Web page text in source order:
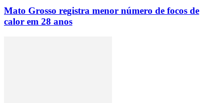
Mato Grosso registra menor número de focos de
calor em 28 anos